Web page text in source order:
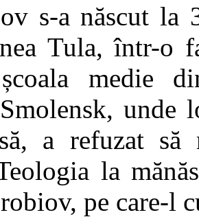
s-a născut la
Tula, într-o
medie
unde
a refuzat să
la
pe care-l